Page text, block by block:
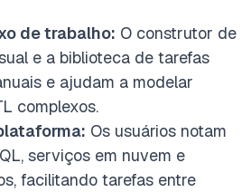
de trabalho: O construtor de
e a biblioteca de tarefas
e ajudam a modelar
complexos.
Os usuários notam
serviços em nuvem e
facilitando tarefas entre